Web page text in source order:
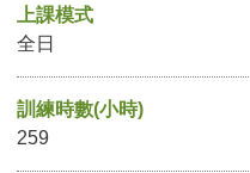
上課模式
全日
訓練時數(小時)
259